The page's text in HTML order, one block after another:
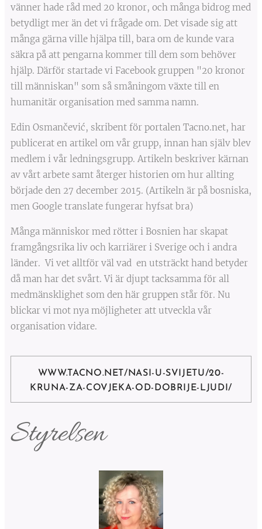
vänner hade råd med 20 kronor, och många bidrog med
betydligt mer än det vi frågade om. Det visade sig att
många gärna ville hjälpa till, bara om de kunde vara
säkra på att pengarna kommer till dem som behöver
hjälp. Därför startade vi Facebook gruppen "20 kronor
till människan" som så småningom växte till en
humanitär organisation med samma namn.
Edin Osmančević, skribent för portalen Tacno.net, har
publicerat en artikel om vår grupp, innan han själv blev
medlem i vår ledningsgrupp. Artikeln beskriver kärnan
av vårt arbete samt återger historien om hur allting
började den 27 december 2015. (Artikeln är på bosniska,
men Google translate fungerar hyfsat bra)
Många människor med rötter i Bosnien har skapat
framgångsrika liv och karriärer i Sverige och i andra
länder. Vi vet alltför väl vad en utsträckt hand betyder
då man har det svårt. Vi är djupt tacksamma för all
medmänsklighet som den här gruppen står för. Nu
blickar vi mot nya möjligheter att utveckla vår
organisation vidare.
WWW.TACNO.NET/NASI-U-SVIJETU/20-
KRUNA-ZA-COVJEKA-OD-DOBRIJE-LJUDI/
Styrelsen